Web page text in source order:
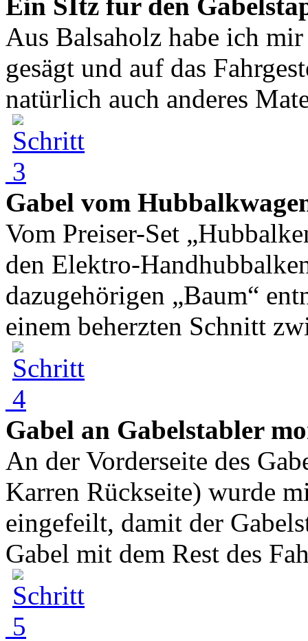
Aus Balsaholz habe ich
gesägt und auf das
natürlich auch anderes
Gabel vom
Vom Preiser-Set
den Elektro-
dazugehörigen „Baum“
einem beherzten Schnitt
Gabel an Gabelstabler
An der Vorderseite des
Karren Rückseite) wurde
eingefeilt, damit der
Gabel mit dem Rest des